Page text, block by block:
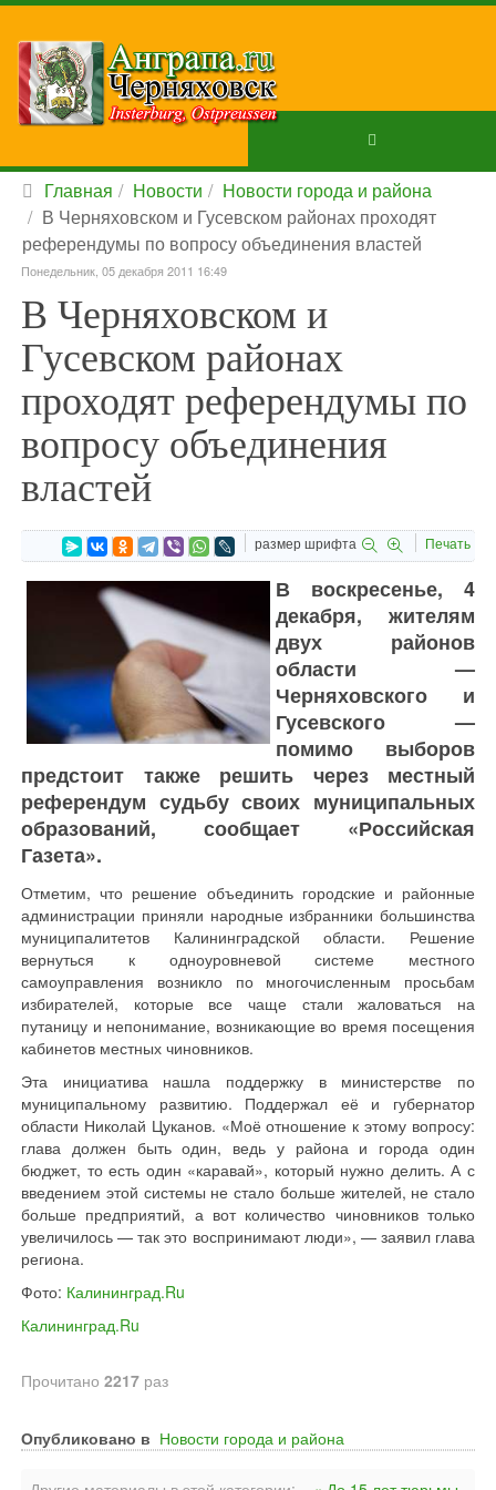
Главная Новости
Новости города и района
В Черняховском и Гусевском районах проходят
референдумы по вопросу объединения властей
Понедельник, 05 декабря 2011 16:49
В Черняховском и
Гусевском районах
проходят референдумы по
вопросу объединения
властей
размер шрифта Печать
В воскресенье, 4
декабря, жителям
двух районов
области —
Черняховского и
Гусевского —
помимо выборов
предстоит также решить через местный
референдум судьбу своих муниципальных
образований, сообщает «Российская
Газета».
Отметим, что решение объединить городские и районные
администрации приняли народные избранники большинства
муниципалитетов Калининградской области. Решение
вернуться к одноуровневой системе местного
самоуправления возникло по многочисленным просьбам
избирателей, которые все чаще стали жаловаться на
путаницу и непонимание, возникающие во время посещения
кабинетов местных чиновников.
Эта инициатива нашла поддержку в министерстве по
муниципальному развитию. Поддержал её и губернатор
области Николай Цуканов. «Моё отношение к этому вопросу:
глава должен быть один, ведь у района и города один
бюджет, то есть один «каравай», который нужно делить. А с
введением этой системы не стало больше жителей, не стало
больше предприятий, а вот количество чиновников только
увеличилось — так это воспринимают люди», — заявил глава
региона.
Фото: Калининград.Ru
Калининград.Ru
Прочитано 2217 раз
Опубликовано в Новости города и района